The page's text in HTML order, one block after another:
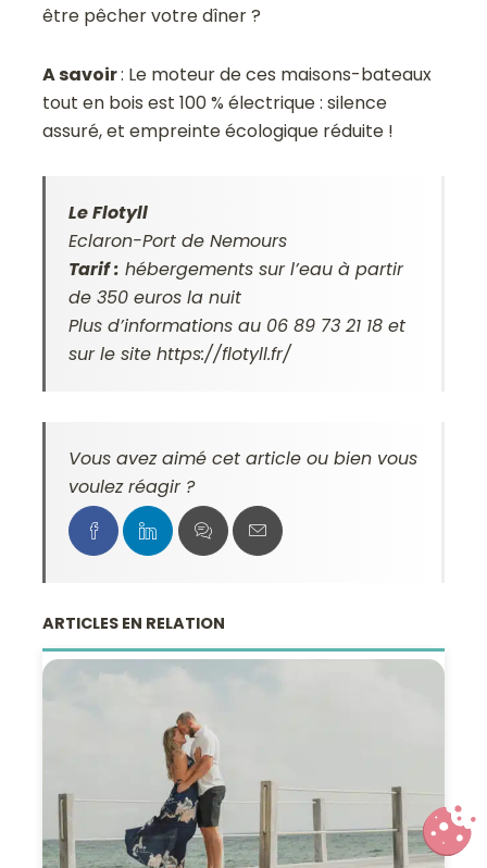
être pêcher votre dîner ?
A savoir: Le moteur de ces maisons-bateaux
tout en bois est 100 % électrique : silence
assuré, et empreinte écologique réduite !
Le Flotyll
Eclaron-Port de Nemours
Tarif : hébergements sur l’eau à partir
de 350 euros la nuit
Plus d’informations au 06 89 73 21 18 et
sur le site https://flotyll.fr/
Vous avez aimé cet article ou bien vous
voulez réagir ?
ARTICLES EN RELATION